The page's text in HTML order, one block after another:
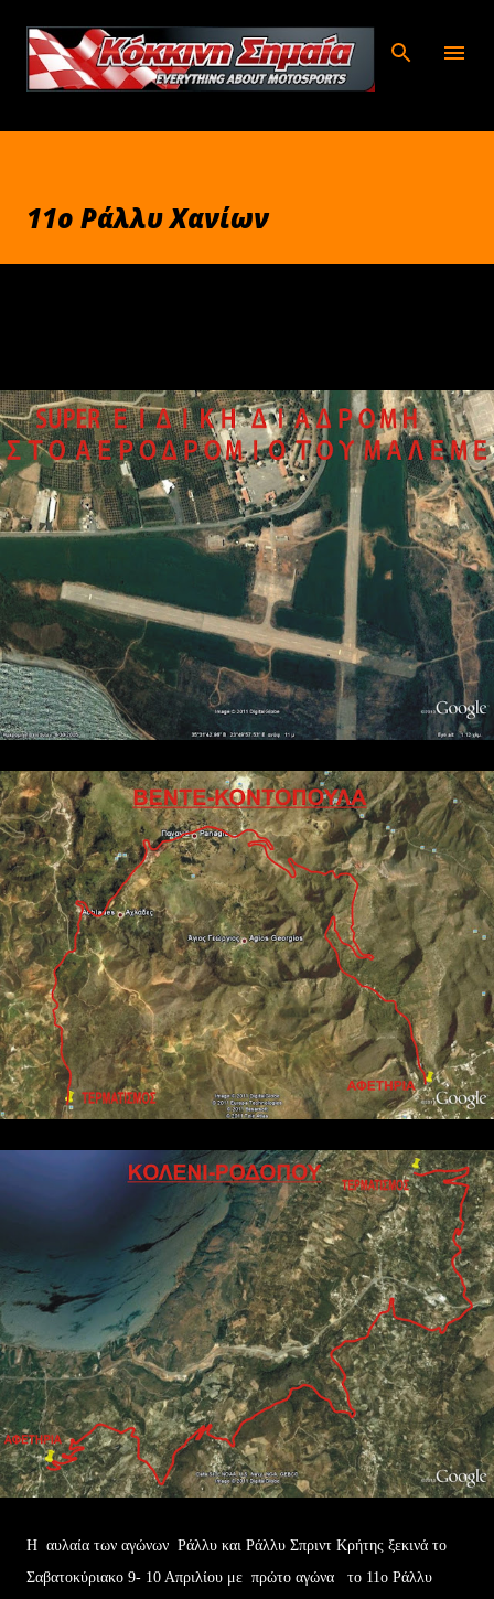
Μετάβαση στο κύριο περιεχόμενο
11ο Ράλλυ Χανίων
H αυλαία των αγώνων Ράλλυ και Ράλλυ Σπριντ Κρήτης ξεκινά το
Σαβατοκύριακο 9- 10 Απριλίου με πρώτο αγώνα το 11ο Ράλλυ